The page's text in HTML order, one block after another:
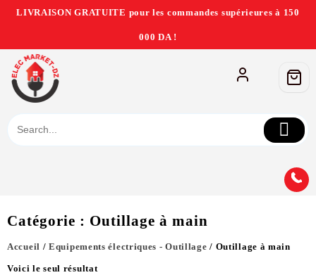
LIVRAISON GRATUITE pour les commandes supérieures à 150
000 DA !
Catégorie : Outillage à main
Accueil /Equipements électriques - Outillage / Outillage à main
Voici le seul résultat